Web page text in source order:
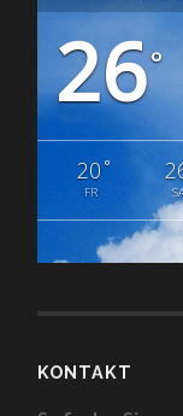
26°
20°
FR
KONTAKT